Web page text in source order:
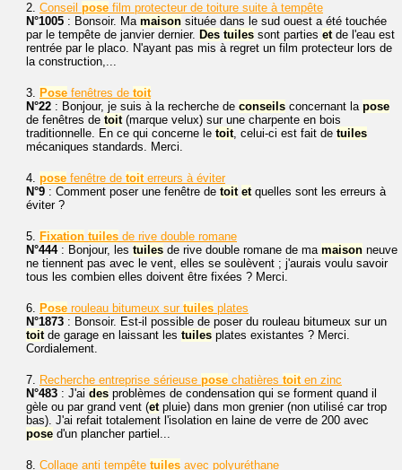
2. Conseil pose film protecteur de toiture suite à tempête
N°1005 : Bonsoir. Ma maison située dans le sud ouest a été touchée
par le tempête de janvier dernier. Des tuiles sont parties etde l'eau est
rentrée par le placo. N'ayant pas mis à regret un film protecteur lors de
la construction,...
3. Pose fenêtres de toit
N°22 : Bonjour, je suis à la recherche de conseils concernant la pose
de fenêtres de toit(marque velux) sur une charpente en bois
traditionnelle. En ce qui concerne le toit, celui-ci est fait de tuiles
mécaniques standards. Merci.
4. pose fenêtre de toiterreurs à éviter
N°9 : Comment poser une fenêtre de toit etquelles sont les erreurs à
éviter ?
5. Fixation tuiles de rive double romane
N°444: Bonjour, les tuiles de rive double romane de ma maison neuve
ne tiennent pas avec le vent, elles se soulèvent ; j'aurais voulu savoir
tous les combien elles doivent être fixées ? Merci.
6. Pose rouleau bitumeux sur tuiles plates
N°1873 : Bonsoir. Est-il possible de poser du rouleau bitumeux sur un
toitde garage en laissant les tuiles plates existantes ? Merci.
Cordialement.
7. Recherche entreprise sérieuse pose chatières toiten zinc
N°483 : J'ai des problèmes de condensation qui se forment quand il
gèle ou par grand vent (etpluie) dans mon grenier (non utilisé car trop
bas). J'ai refait totalement l'isolation en laine de verre de 200 avec
pose d'un plancher partiel...
8. Collage anti tempête tuiles avec polyuréthane